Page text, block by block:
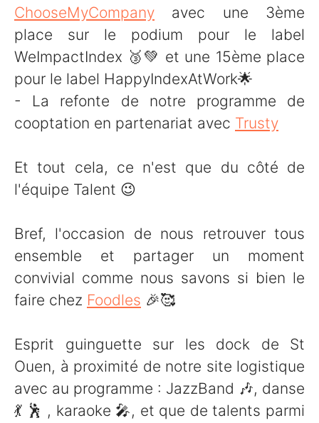
ChooseMyCompany avec une 3ème
place sur le podium pour le label
WeImpactIndex 🥉💚 et une 15ème place
pour le label HappyIndexAtWork🌟
- La refonte de notre programme de
cooptation en partenariat avec Trusty
Et tout cela, ce n'est que du côté de
l'équipe Talent 😉
Bref, l'occasion de nous retrouver tous
ensemble et partager un moment
convivial comme nous savons si bien le
faire chez Foodles 🎉🥰
Esprit guinguette sur les dock de St
Ouen, à proximité de notre site logistique
avec au programme : JazzBand 🎶, danse
💃 🕺 , karaoke 🎤, et que de talents parmi